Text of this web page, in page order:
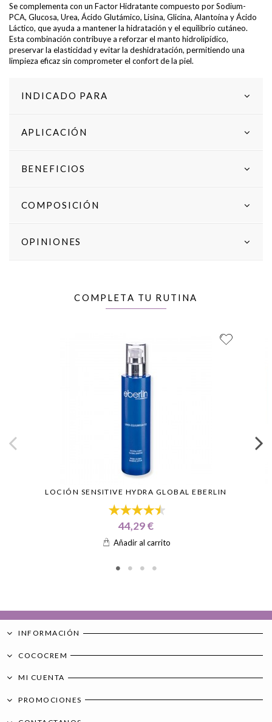
Se complementa con un Factor Hidratante compuesto por Sodium-
PCA, Glucosa, Urea, Ácido Glutámico, Lisina, Glicina, Alantoína y Ácido
Láctico, que ayuda a mantener la hidratación y el equilibrio cutáneo.
Esta combinación contribuye a reforzar el manto hidrolipídico,
preservar la elasticidad y evitar la deshidratación, permitiendo una
limpieza eficaz sin comprometer el confort de la piel.
INDICADO PARA
APLICACIÓN
BENEFICIOS
COMPOSICIÓN
OPINIONES
COMPLETA TU RUTINA
LOCIÓN SENSITIVE HYDRA GLOBAL EBERLIN
44,29 €
Añadir al carrito
INFORMACIÓN
COCOCREM
MI CUENTA
PROMOCIONES